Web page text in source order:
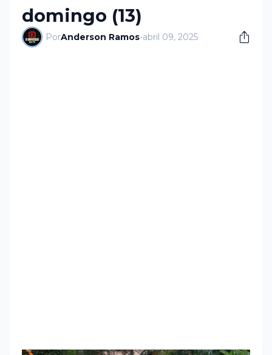
domingo (13)
PorAnderson Ramos-abril 09, 2025